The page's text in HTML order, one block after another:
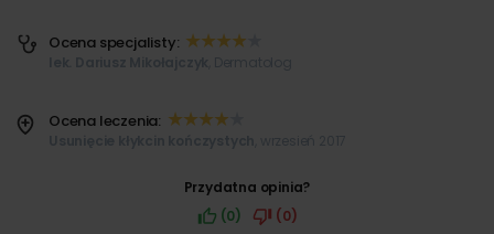
Ocena specjalisty:
Ocena leczenia:
Przydatna opinia?
(0)
(0)